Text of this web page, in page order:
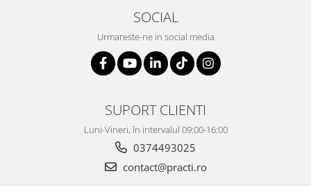
SOCIAL
Urmareste-ne in social media
SUPORT CLIENTI
Luni-Vineri, în intervalul 09:00-16:00
0374493025
contact@practi.ro